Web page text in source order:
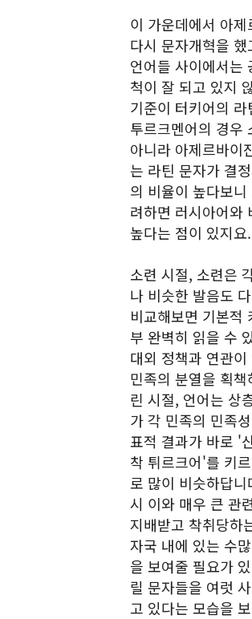
이 가운데에서 아
다시 문자개혁을
언어들 사이에서는
척이 잘 되고 있지
기준이 터키어의
투르크멘어의 경우
아니라 아제르바이
는 라틴 문자가 결
의 비율이 높다보
려하면 러시아어와
높다는 점이 있지요.
소련 시절, 소련은
나 비슷한 발음도
비교해보면 기본적
부 완벽히 읽을 수
대외 정책과 연관
민족의 분열을 획
린 시절, 언어는 상
가 각 민족의 민족
표적 결과가 바로 '
착 튀르크어'를 키
로 많이 비슷하답
시 이와 매우 큰 관
지배받고 착취당하
자국 내에 있는 수
을 보여줄 필요가
릴 문자들을 여럿
고 있다는 모습을